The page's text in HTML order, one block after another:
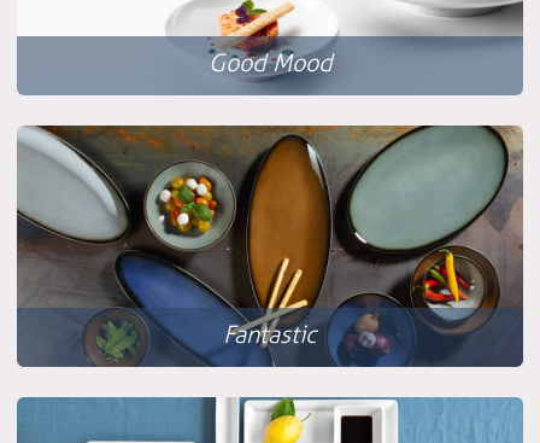
Good Mood
Fantastic